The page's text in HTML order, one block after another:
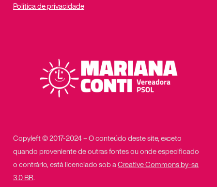
Política de privacidade
Copyleft © 2017-2024 – O conteúdo deste site, exceto
quando proveniente de outras fontes ou onde especificado
o contrário, está licenciado sob aCreative Commons by-sa
3.0 BR.